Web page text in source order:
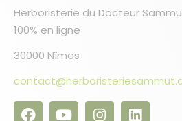
Herboristerie du Docteur
100% en ligne
30000 Nîmes